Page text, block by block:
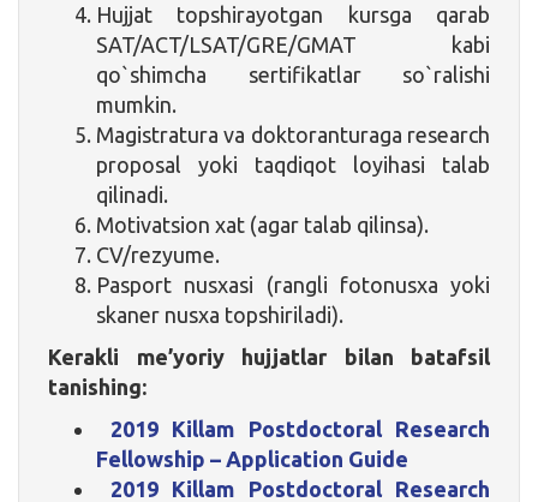
Hujjat topshirayotgan kursga qarab
SAT/ACT/LSAT/GRE/GMAT kabi
qo`shimcha sertifikatlar so`ralishi
mumkin.
Magistratura va doktoranturaga research
proposal yoki taqdiqot loyihasi talab
qilinadi.
Motivatsion xat (agar talab qilinsa).
CV/rezyume.
Pasport nusxasi (rangli fotonusxa yoki
skaner nusxa topshiriladi).
Kerakli me’yoriy hujjatlar bilan batafsil
tanishing:
2019 Killam Postdoctoral Research
Fellowship – Application Guide
2019 Killam Postdoctoral Research